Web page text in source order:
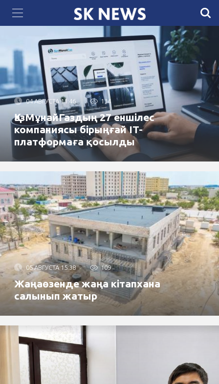
«Самұрық-Энерго» салып жатқан күн электр
станциясында фотоэлектрлік панельдер орнатыла
04 АВГУСТА 11:46 134
ҚазМұнайГаздың 27 еншілес
компаниясы бірыңғай IT-
платформаға қосылды
05 АВГУСТА 15:38 109
Жаңаөзенде жаңа кітапхана
салынып жатыр